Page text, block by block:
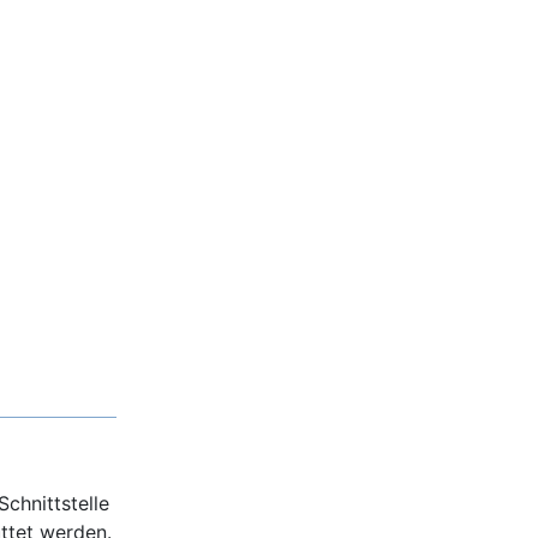
werden.